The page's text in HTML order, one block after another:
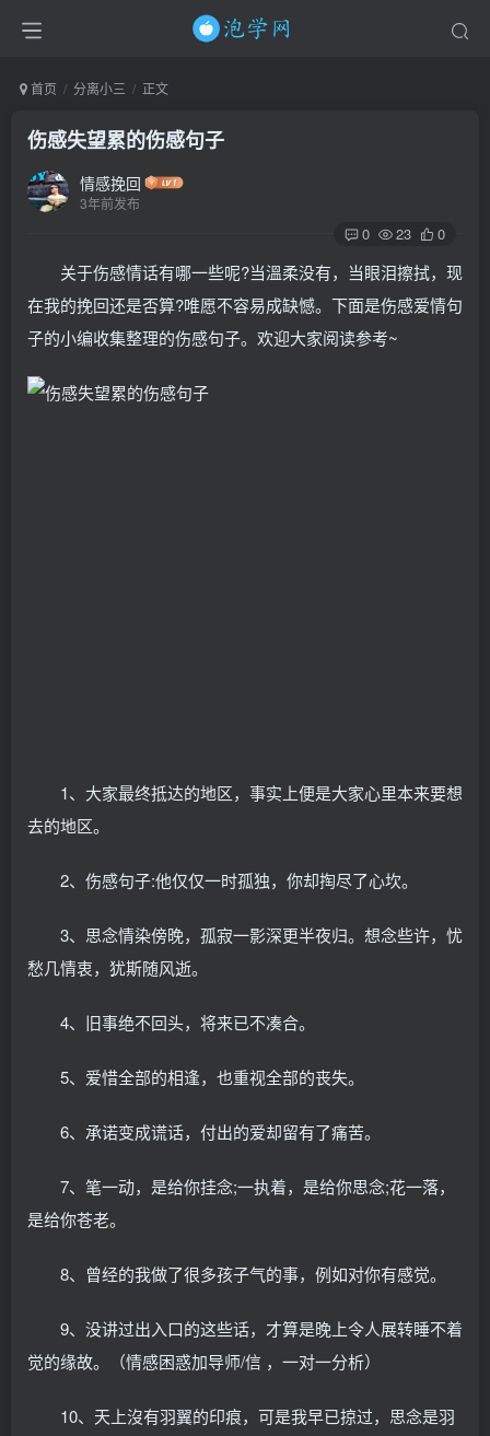
首页 分离小三 正文
伤感失望累的伤感句子
情感挽回
3年前发布
0 23 0
关于伤感情话有哪一些呢?当溫柔没有，当眼泪擦拭，现
在我的挽回还是否算?唯愿不容易成缺憾。下面是伤感爱情句
子的小编收集整理的伤感句子。欢迎大家阅读参考~
1、大家最终抵达的地区，事实上便是大家心里本来要想
去的地区。
2、伤感句子:他仅仅一时孤独，你却掏尽了心坎。
3、思念情染傍晚，孤寂一影深更半夜归。想念些许，忧
愁几情衷，犹斯随风逝。
4、旧事绝不回头，将来已不凑合。
5、爱惜全部的相逢，也重视全部的丧失。
6、承诺变成谎话，付出的爱却留有了痛苦。
7、笔一动，是给你挂念;一执着，是给你思念;花一落，
是给你苍老。
8、曾经的我做了很多孩子气的事，例如对你有感觉。
9、没讲过出入口的这些话，才算是晚上令人展转睡不着
觉的缘故。（情感困惑加导师/信 ，一对一分析）
10、天上沒有羽翼的印痕，可是我早已掠过，思念是羽